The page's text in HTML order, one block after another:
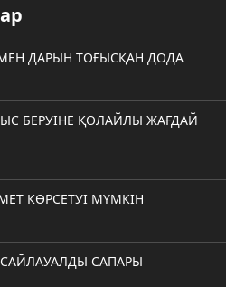
ДАРЫН ТОҒЫСҚАН ДОДА
БЕРУІНЕ ҚОЛАЙЛЫ ЖАҒДАЙ
КӨРСЕТУІ МҮМКІН
САПАРЫ